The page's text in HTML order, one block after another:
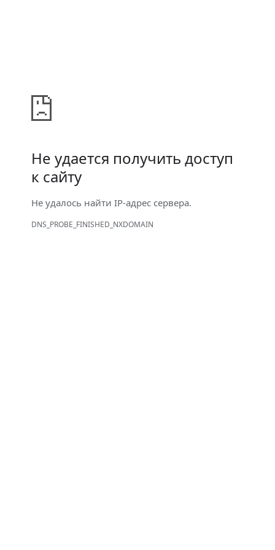
Не удается получить доступ
к сайту
Не удалось найти IP-адрес сервера.
DNS_PROBE_FINISHED_NXDOMAIN